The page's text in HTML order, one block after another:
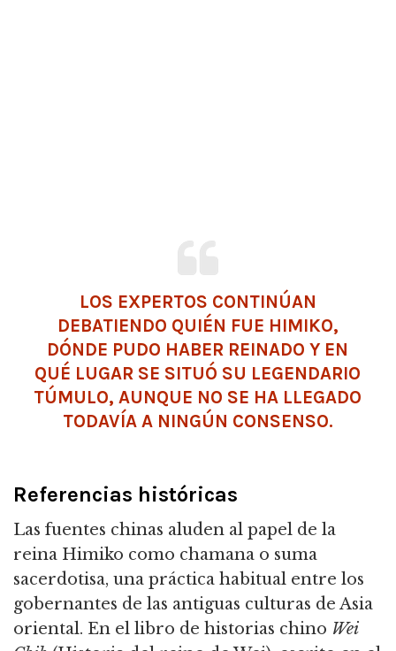
LOS EXPERTOS CONTINÚAN
DEBATIENDO QUIÉN FUE HIMIKO,
DÓNDE PUDO HABER REINADO Y EN
QUÉ LUGAR SE SITUÓ SU LEGENDARIO
TÚMULO, AUNQUE NO SE HA LLEGADO
TODAVÍA A NINGÚN CONSENSO.
Referencias históricas
Las fuentes chinas aluden al papel de la
reina Himiko como chamana o suma
sacerdotisa, una práctica habitual entre los
gobernantes de las antiguas culturas de Asia
oriental. En el libro de historias chino Wei